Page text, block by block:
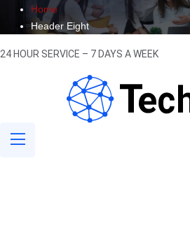
Home
Header Eight
24 HOUR SERVICE – 7 DAYS A WEEK